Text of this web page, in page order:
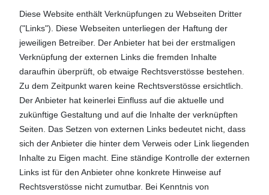
Diese Website enthält Verknüpfungen zu Webseiten Dritter
("Links"). Diese Webseiten unterliegen der Haftung der
jeweiligen Betreiber. Der Anbieter hat bei der erstmaligen
Verknüpfung der externen Links die fremden Inhalte
daraufhin überprüft, ob etwaige Rechtsverstösse bestehen.
Zu dem Zeitpunkt waren keine Rechtsverstösse ersichtlich.
Der Anbieter hat keinerlei Einfluss auf die aktuelle und
zukünftige Gestaltung und auf die Inhalte der verknüpften
Seiten. Das Setzen von externen Links bedeutet nicht, dass
sich der Anbieter die hinter dem Verweis oder Link liegenden
Inhalte zu Eigen macht. Eine ständige Kontrolle der externen
Links ist für den Anbieter ohne konkrete Hinweise auf
Rechtsverstösse nicht zumutbar. Bei Kenntnis von